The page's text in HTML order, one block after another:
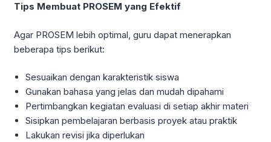
Tips Membuat PROSEM yang Efektif
Agar PROSEM lebih optimal, guru dapat menerapkan
beberapa tips berikut:
Sesuaikan dengan karakteristik siswa
Gunakan bahasa yang jelas dan mudah dipahami
Pertimbangkan kegiatan evaluasi di setiap akhir materi
Sisipkan pembelajaran berbasis proyek atau praktik
Lakukan revisi jika diperlukan